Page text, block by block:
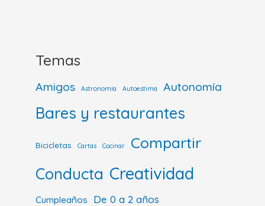
Temas
Amigos Astronomía Autoestima Autonomía
Bares y restaurantes
Bicicletas Cartas Cocinar Compartir
Conducta Creatividad
Cumpleaños De 0 a 2 años